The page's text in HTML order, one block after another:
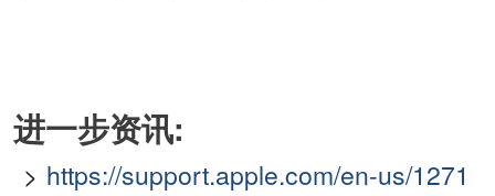
进一步资讯:
https://support.apple.com/en-us/1271